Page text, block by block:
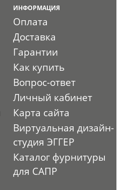
ИНФОРМАЦИЯ
Оплата
Доставка
Гарантии
Как купить
Вопрос-ответ
Личный кабинет
Карта сайта
Виртуальная дизайн-
студия ЭГГЕР
Каталог фурнитуры
для САПР